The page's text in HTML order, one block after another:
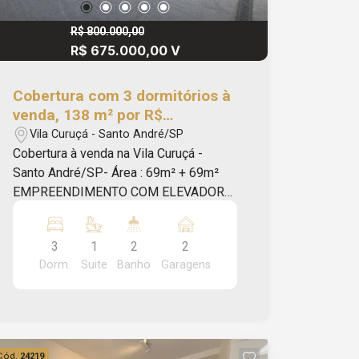
R$ 800.000,00
R$ 675.000,00 V
Cobertura com 3 dormitórios à
venda, 138 m² por R$
675.000,00 - Vila Curuçá -
Santo André/SP
Vila Curuçá - Santo André/SP
Cobertura à venda na Vila Curuçá -
Santo André/SP- Área : 69m² + 69m²
EMPREENDIMENTO COM ELEVADOR
Parque Jaçatuba, próximo Avenida
Itamarati, Palácio do Pão, posto de
gasolina, Ragazzo, ponto de ônibus
serviço, área gourmet com
3
Dorm.
1
Suite
2
Banho
2
Garagens
24219